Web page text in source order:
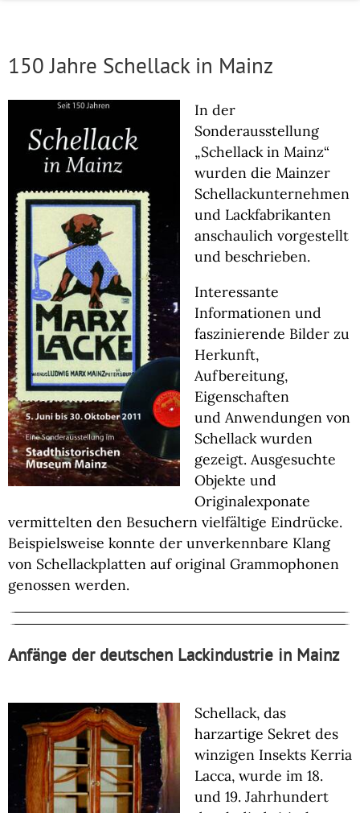
150 Jahre Schellack in Mainz
In der
Sonderausstellung
„Schellack in Mainz“
wurden die Mainzer
Schellackunternehmen
und Lackfabrikanten
anschaulich vorgestellt
und beschrieben.
Interessante
Informationen und
faszinierende Bilder zu
Herkunft,
Aufbereitung,
Eigenschaften
und Anwendungen von
Schellack wurden
gezeigt. Ausgesuchte
Objekte und
Originalexponate
vermittelten den Besuchern vielfältige Eindrücke.
Beispielsweise konnte der unverkennbare Klang
von Schellackplatten auf original Grammophonen
genossen werden.
Anfänge der deutschen Lackindustrie in Mainz
Schellack, das
harzartige Sekret des
winzigen Insekts Kerria
Lacca, wurde im 18.
und 19. Jahrhundert